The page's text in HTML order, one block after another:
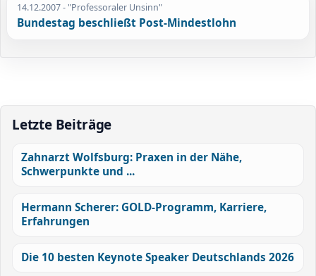
14.12.2007- "Professoraler Unsinn"
Bundestag beschließt Post-Mindestlohn
Letzte Beiträge
Zahnarzt Wolfsburg: Praxen in der Nähe,
Schwerpunkte und ...
Hermann Scherer: GOLD-Programm, Karriere,
Erfahrungen
Die 10 besten Keynote Speaker Deutschlands 2026